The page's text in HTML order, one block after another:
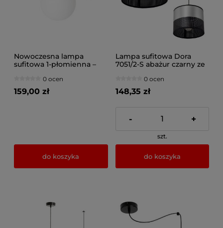
Nowoczesna lampa
sufitowa 1-płomienna –
chromowanym
wykończeniem – do
salonu, sypialni, korytarza
0 ocen
159,00 zł
do koszyka
Lampa sufitowa Dora
7051/2-S abażur czarny ze
0 ocen
148,35 zł
- +
szt.
do koszyka